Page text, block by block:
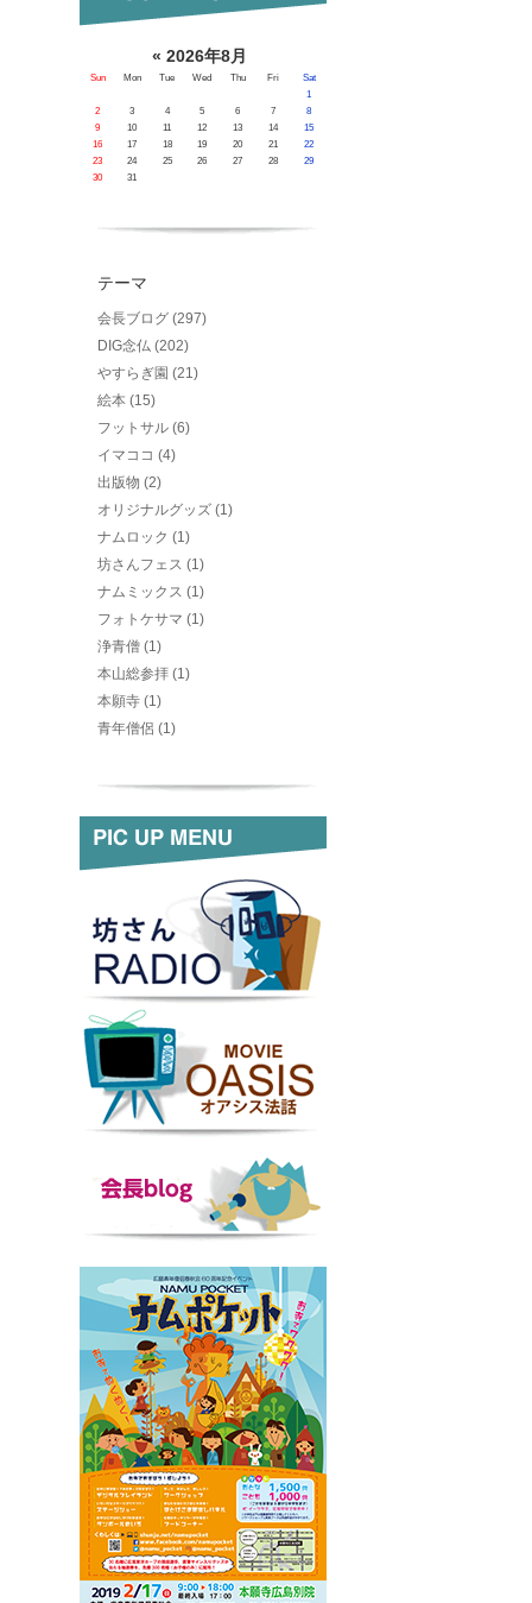
« 2026年8月
Sun Mon Tue Wed Thu Fri
Sat
1
2
3 4 5 6 7
8
9
10 11 12 13 14
15
16
17 18 19 20 21
22
23
24 25 26 27 28
29
30
31
テーマ
会長ブログ (297)
DIG念仏 (202)
やすらぎ園 (21)
絵本 (15)
フットサル (6)
イマココ (4)
出版物 (2)
オリジナルグッズ (1)
ナムロック (1)
坊さんフェス (1)
ナムミックス (1)
フォトケサマ (1)
浄青僧 (1)
本山総参拝 (1)
本願寺 (1)
青年僧侶 (1)